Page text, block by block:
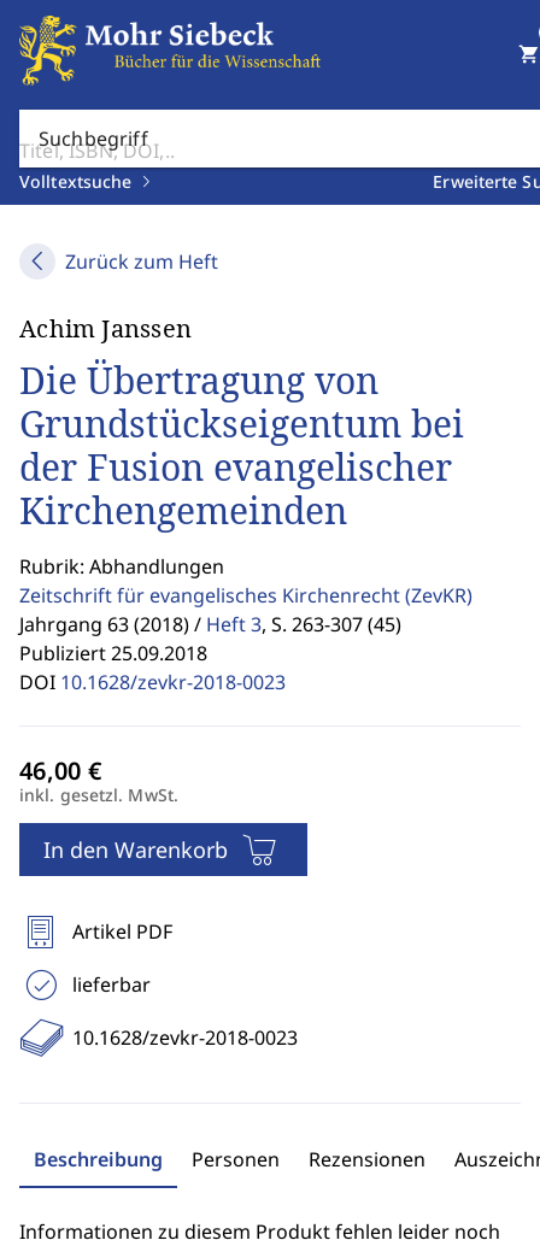
Suchbegriff
Volltextsuche Erweiterte
shopping_cart
Zurück zum Heft
Achim Janssen
Die Übertragung von
Grundstückseigentum bei
der Fusion evangelischer
Kirchengemeinden
Rubrik: Abhandlungen
Zeitschrift für evangelisches Kirchenrecht(ZevKR)
Jahrgang 63 (2018) / Heft 3, S. 263-307 (45)
Publiziert 25.09.2018
DOI 10.1628/zevkr-2018-0023
inkl. gesetzl. MwSt.
In den Warenkorb
Artikel PDF
lieferbar
10.1628/zevkr-2018-0023
Beschreibung Personen Rezensionen
Informationen zu diesem Produkt fehlen leider noch